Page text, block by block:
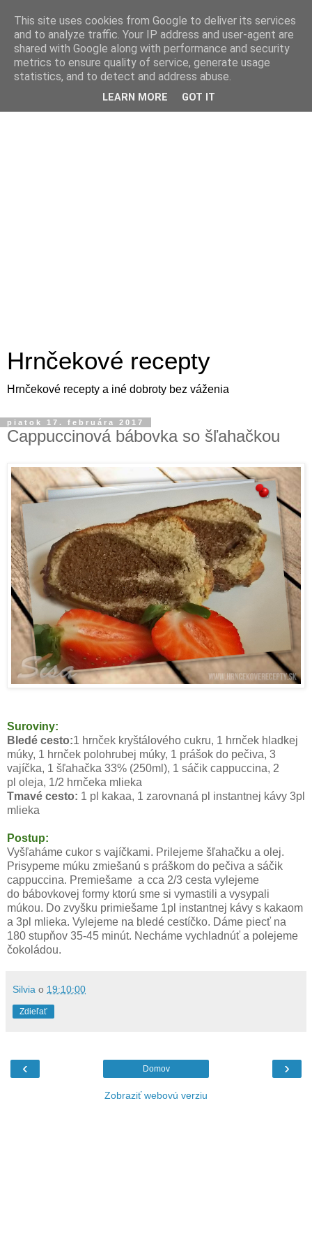
Hrnčekové recepty
Hrnčekové recepty a iné dobroty bez váženia
piatok 17. februára 2017
Cappuccinová bábovka so šľahačkou
Suroviny:
Bledé cesto:1 hrnček kryštálového cukru, 1 hrnček hladkej
múky, 1 hrnček polohrubej múky, 1 prášok do pečiva, 3
vajíčka, 1 šľahačka 33% (250ml), 1 sáčik cappuccina, 2
pl oleja, 1/2 hrnčeka mlieka
Tmavé cesto: 1 pl kakaa, 1 zarovnaná pl instantnej kávy 3pl
mlieka
Postup:
Vyšľaháme cukor s vajíčkami. Prilejeme šľahačku a olej.
Prisypeme múku zmiešanú s práškom do pečiva a sáčik
cappuccina. Premiešame a cca 2/3 cesta vylejeme
do bábovkovej formy ktorú sme si vymastili a vysypali
múkou. Do zvyšku primiešame 1pl instantnej kávy s kakaom
a 3pl mlieka. Vylejeme na bledé cestíčko. Dáme piecť na
180 stupňov 35-45 minút. Necháme vychladnúť a polejeme
čokoládou.
Silvia o 19:10:00
Zdieľať
‹ ›
Domov
Zobraziť webovú verziu
This site uses cookies from Google to deliver its services
and to analyze traffic. Your IP address and user-agent are
shared with Google along with performance and security
metrics to ensure quality of service, generate usage
statistics, and to detect and address abuse.
LEARN MORE GOT IT